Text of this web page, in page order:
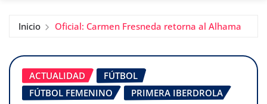
Inicio Oficial: Carmen Fresneda retorna al Alhama
ACTUALIDAD
FÚTBOL
FÚTBOL FEMENINO
PRIMERA IBERDROLA